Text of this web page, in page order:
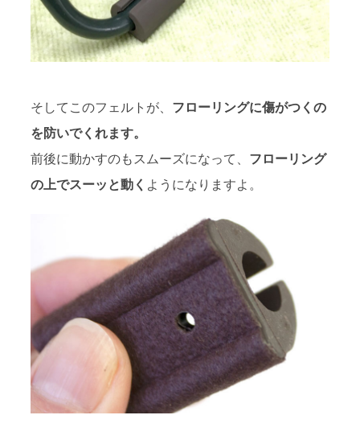
そしてこのフェルトが、 フローリングに傷がつくの
を防いでくれます。
前後に動かすのもスムーズになって、 フローリング
の上でスーッと動く ようになりますよ。